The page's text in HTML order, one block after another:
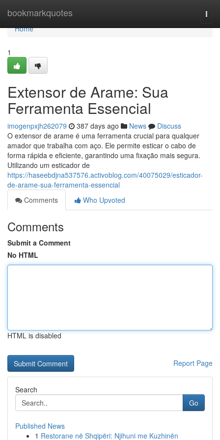
bookmarkquotes
Home
Home
1
Extensor de Arame: Sua
Ferramenta Essencial
imogenpxjh262079 387 days ago News
Discuss
O extensor de arame é uma ferramenta crucial para qualquer
amador que trabalha com aço. Ele permite esticar o cabo de
forma rápida e eficiente, garantindo uma fixação mais segura.
Utilizando um esticador de
https://haseebdjna537576.activoblog.com/40075029/esticador-
de-arame-sua-ferramenta-essencial
Comments
Who Upvoted
Comments
Submit a Comment
No HTML
HTML is disabled
Report Page
Search
Go
Published News
1 Restorane në Shqipëri: Njihuni me Kuzhinën